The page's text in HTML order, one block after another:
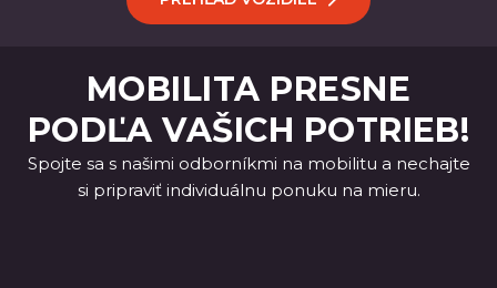
MOBILITA PRESNE
PODĽA VAŠICH POTRIEB!
Spojte sa s našimi odborníkmi na mobilitu a nechajte
si pripraviť individuálnu ponuku na mieru.